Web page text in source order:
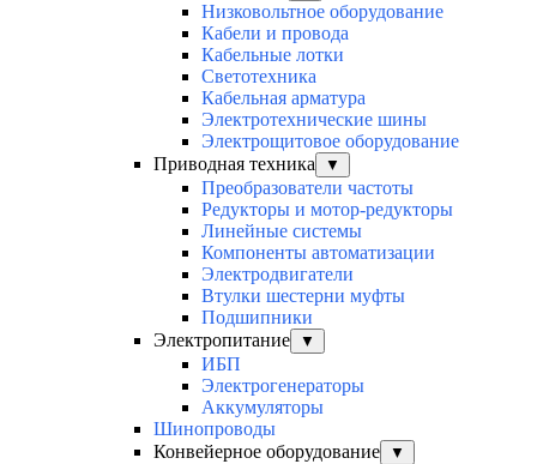
Низковольтное оборудование
Кабели и провода
Кабельные лотки
Светотехника
Кабельная арматура
Электротехнические шины
Электрощитовое оборудование
Приводная техника
▼
Преобразователи частоты
Редукторы и мотор-редукторы
Линейные системы
Компоненты автоматизации
Электродвигатели
Втулки шестерни муфты
Подшипники
Электропитание
▼
ИБП
Электрогенераторы
Аккумуляторы
Шинопроводы
Конвейерное оборудование
▼